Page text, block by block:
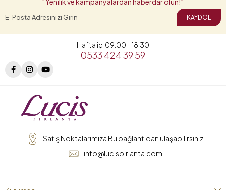
KAYDOL
Hafta içi 09:00 - 18:30
0533 424 39 59
Satış Noktalarımıza Bu bağlantıdan ulaşabilirsiniz
info@lucispirlanta.com